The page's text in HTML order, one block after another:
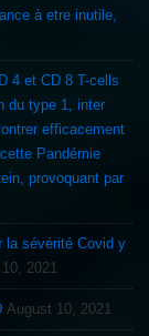
à etre inutile,
du type 1, inter
efficacement
Pandémie
provoquant par
la sévérité Covid y
2021
August 10, 2021